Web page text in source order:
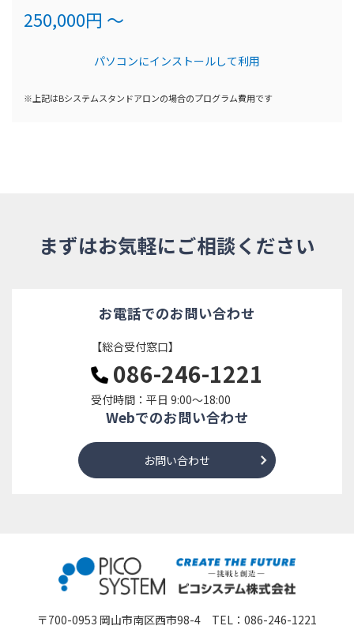
250,000円 ～
パソコンにインストールして利用
※上記はBシステムスタンドアロンの場合のプログラム費用です
まずはお気軽にご相談ください
お電話でのお問い合わせ
【総合受付窓口】
086-246-1221
受付時間：平日 9:00～18:00
Webでのお問い合わせ
お問い合わせ
〒700-0953 岡山市南区西市98-4 TEL： 086-246-1221